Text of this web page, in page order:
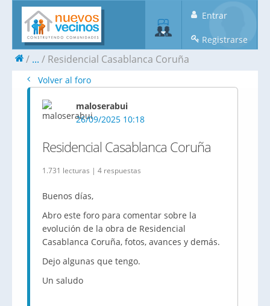
Entrar
Registrarse
... Residencial Casablanca Coruña
Volver al foro
maloserabui
26/09/2025 10:18
Residencial Casablanca Coruña
1.731 lecturas | 4 respuestas
Buenos días,
Abro este foro para comentar sobre la
evolución de la obra de Residencial
Casablanca Coruña, fotos, avances y demás.
Dejo algunas que tengo.
Un saludo